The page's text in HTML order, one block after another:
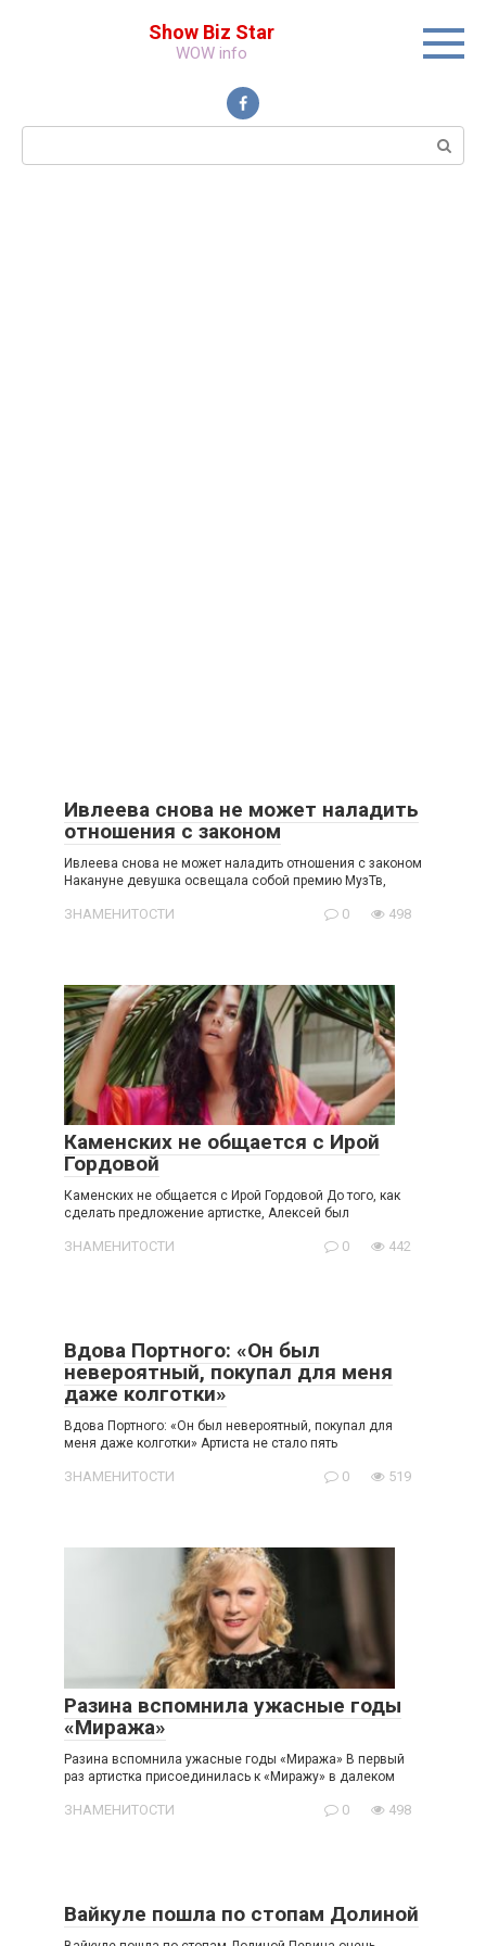
Show Biz Star
WOW info
Поиск:
Ивлеева снова не может наладить
отношения с законом
Ивлеева снова не может наладить отношения с законом
Накануне девушка освещала собой премию МузТв,
ЗНАМЕНИТОСТИ 0 498
Каменских не общается с Ирой
Гордовой
Каменских не общается с Ирой Гордовой До того, как
сделать предложение артистке, Алексей был
ЗНАМЕНИТОСТИ 0 442
Вдова Портного: «Он был
невероятный, покупал для меня
даже колготки»
Вдова Портного: «Он был невероятный, покупал для
меня даже колготки» Артиста не стало пять
ЗНАМЕНИТОСТИ 0 519
Разина вспомнила ужасные годы
«Миража»
Разина вспомнила ужасные годы «Миража» В первый
раз артистка присоединилась к «Миражу» в далеком
ЗНАМЕНИТОСТИ 0 498
Вайкуле пошла по стопам Долиной